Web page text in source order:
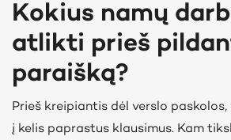
Kokius namų
atlikti prieš
paraišką?
Prieš kreipiantis dėl verslo
į kelis paprastus klausimus. Kam